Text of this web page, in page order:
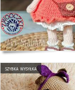
szybka wysyłka